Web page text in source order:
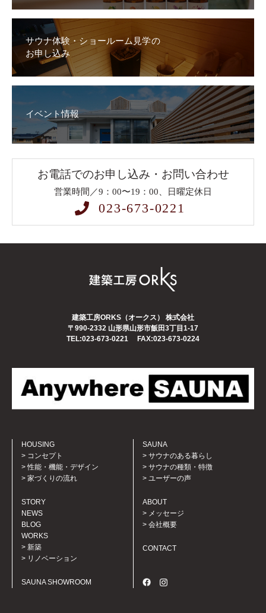
サウナ体験・ショールーム見学の
お申し込み
イベント情報
お電話でのお申し込み・お問い合わせ
営業時間／9：00〜19：00、日曜定休日
023-673-0221
建築工房ORKS（オークス） 株式会社
〒990-2332 山形県山形市飯田3丁目1-17
TEL:023-673-0221
FAX:023-673-0224
HOUSING
コンセプト
性能・機能・デザイン
家づくりの流れ
STORY
NEWS
BLOG
WORKS
新築
リノベーション
SAUNA SHOWROOM
SAUNA
サウナのある暮らし
サウナの種類・特徴
ユーザーの声
ABOUT
メッセージ
会社概要
CONTACT